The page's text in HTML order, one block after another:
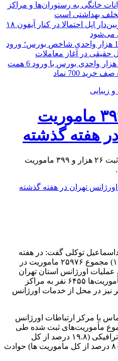
خانگی به رستوران‌ها و مراکز
بهداشتی است
ایرپاد دوربین‌دار اپل احتمالا در کنار آیفون ۱۸
می‌شود
جهش 122 هزار واحدی شاخص بورس؛ ورود
حقیقی در آغاز معاملات
رشد 130 هزار واحدی بورس با ورود 6 همت
700 نماد
زیبایی
ثبت ۲۶ هزار و ۳۹۹ ماموریت
هفته گذشته
رئیس اورژانس استان تهران، از ثبت ۲۶ هزار و ۳۹۹ ماموریت
توکلی گفت: در هفته
گذشته (از ۱۶ الی ۲۲ خرداد ۱۴۰۵) مجموع ۲۵۹۷۶ ماموریت در
عملیات اورژانس استان تهران
(دیسپچ) ثبت شد که در پی این مأموریت‌ها ۶۴۵۵ نفر به مراکز
انتقال یافتند و ۱۱۴۶۶ نفر نیز در محل از خدمات اورژانس
در این مدت ۵۴۸۵۱ تماس با مرکز ارتباطات اورژانس
مأموریت‌های ثبت شده طی
هفته گذشته ۵۱۴۶ مورد حوادث ترافیکی (۱۹.۸ درصد از کل
ماموریت ها) و ۲۰۸۳۰ مورد (۸۰.۲ درصد از کل ماموریت ها) حوادث